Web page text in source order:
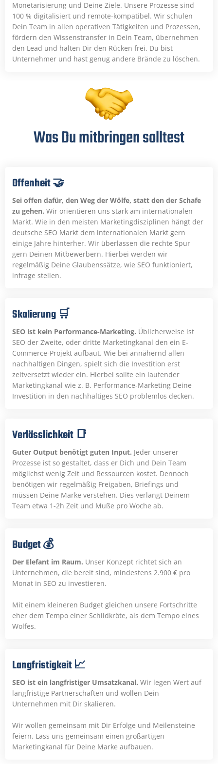
Monetarisierung und Deine Ziele. Unsere Prozesse sind
100 % digitalisiert und remote-kompatibel. Wir schulen
Dein Team in allen operativen Tätigkeiten und Prozessen,
fördern den Wissenstransfer in Dein Team, übernehmen
den Lead und halten Dir den Rücken frei. Du bist
Unternehmer und hast genug andere Brände zu löschen.
Was Du mitbringen solltest
Offenheit 🤝
Sei offen dafür, den Weg der Wölfe, statt den der Schafe
zu gehen. Wir orientieren uns stark am internationalen
Markt. Wie in den meisten Marketingdisziplinen hängt der
deutsche SEO Markt dem internationalen Markt gern
einige Jahre hinterher. Wir überlassen die rechte Spur
gern Deinen Mitbewerbern. Hierbei werden wir
regelmäßig Deine Glaubenssätze, wie SEO funktioniert,
infrage stellen.
Skalierung 🛒
SEO ist kein Performance-Marketing. Üblicherweise ist
SEO der Zweite, oder dritte Marketingkanal den ein E-
Commerce-Projekt aufbaut. Wie bei annähernd allen
nachhaltigen Dingen, spielt sich die Investition erst
zeitversetzt wieder ein. Hierbei sollte ein laufender
Marketingkanal wie z. B. Performance-Marketing Deine
Investition in den nachhaltiges SEO problemlos decken.
Verlässlichkeit 📑
Guter Output benötigt guten Input. Jeder unserer
Prozesse ist so gestaltet, dass er Dich und Dein Team
möglichst wenig Zeit und Ressourcen kostet. Dennoch
benötigen wir regelmäßig Freigaben, Briefings und
müssen Deine Marke verstehen. Dies verlangt Deinem
Team etwa 1-2h Zeit und Muße pro Woche ab.
Budget 💰
Der Elefant im Raum. Unser Konzept richtet sich an
Unternehmen, die bereit sind, mindestens 2.900 € pro
Monat in SEO zu investieren.
Mit einem kleineren Budget gleichen unsere Fortschritte
eher dem Tempo einer Schildkröte, als dem Tempo eines
Wolfes.
Langfristigkeit 📈
SEO ist ein langfristiger Umsatzkanal. Wir legen Wert auf
langfristige Partnerschaften und wollen Dein
Unternehmen mit Dir skalieren.
Wir wollen gemeinsam mit Dir Erfolge und Meilensteine
feiern. Lass uns gemeinsam einen großartigen
Marketingkanal für Deine Marke aufbauen.